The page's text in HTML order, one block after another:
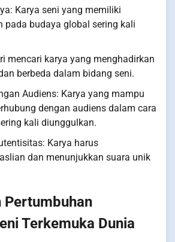
Karya seni yang memiliki
pada budaya global sering kali
mencari karya yang menghadirkan
berbeda dalam bidang seni.
Audiens: Karya yang mampu
dengan audiens dalam cara
kali diunggulkan.
Karya harus
dan menunjukkan suara unik
Pertumbuhan
Terkemuka Dunia